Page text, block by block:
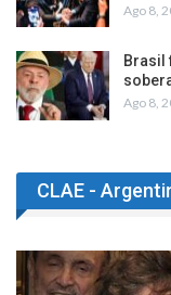
Ago 8,
Brasil
Ago 8,
CLAE -